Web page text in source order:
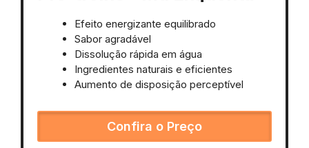
Efeito energizante equilibrado
Sabor agradável
Dissolução rápida em água
Ingredientes naturais e eficientes
Aumento de disposição perceptível
Confira o Preço